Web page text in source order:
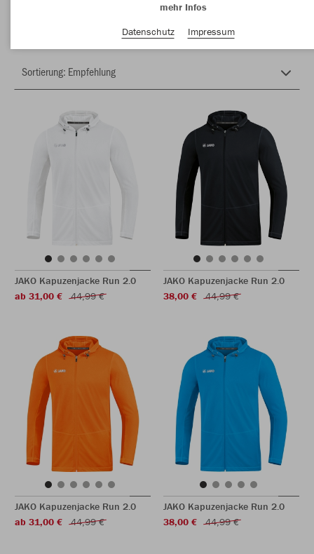
JAKO Kapuzenjacke Run 2.0
ab 31,00 €
44,99 €
JAKO Kapuzenjacke Run 2.0
38,00 €
44,99 €
JAKO Kapuzenjacke Run 2.0
ab 31,00 €
44,99 €
JAKO Kapuzenjacke Run 2.0
38,00 €
44,99 €
mehr Infos
Datenschutz
Impressum